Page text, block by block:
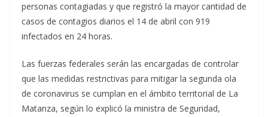
personas contagiadas y que registró la mayor cantidad de
casos de contagios diarios el 14 de abril con 919
infectados en 24 horas.
Las fuerzas federales serán las encargadas de controlar
que las medidas restrictivas para mitigar la segunda ola
de coronavirus se cumplan en el ámbito territorial de La
Matanza, según lo explicó la ministra de Seguridad,